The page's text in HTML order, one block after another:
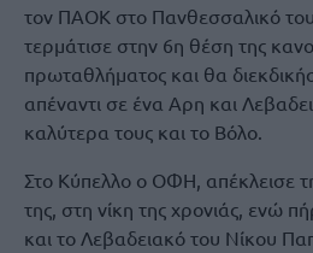
τον ΠΑΟΚ στο Πανθεσσαλικό
τερμάτισε στην 6η θέση της
πρωταθλήματος και θα
απέναντι σε ένα Αρη και
καλύτερα τους και το Βόλο.
Στο Κύπελλο ο ΟΦΗ, απέκλεισε
της, στη νίκη της χρονιάς, ενώ
και το Λεβαδειακό του Νίκου